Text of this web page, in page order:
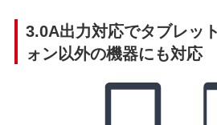
3.0A出力対応でタブレッ
ォン以外の機器にも対応